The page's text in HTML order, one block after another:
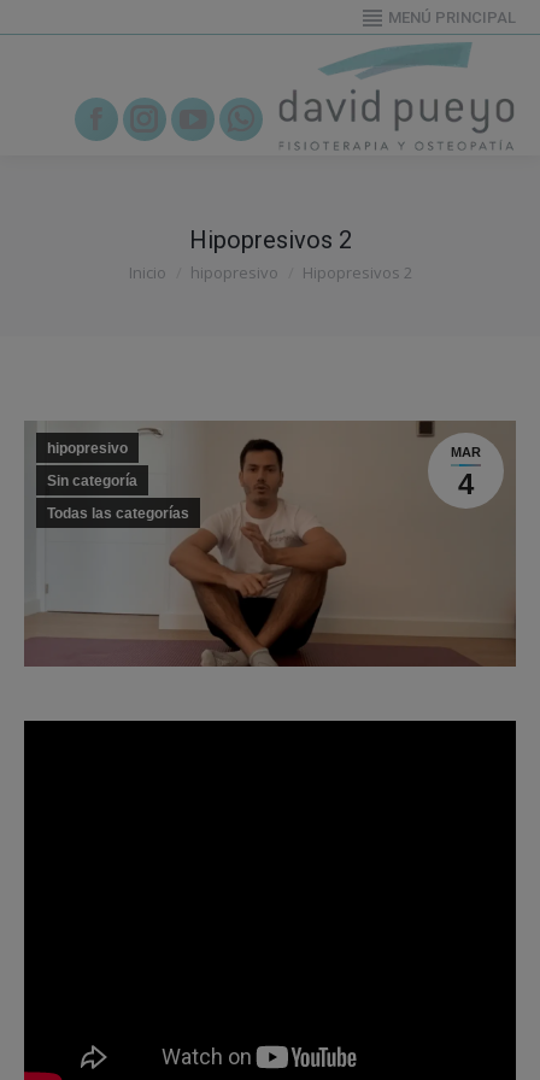
MENÚ PRINCIPAL
FacebookInstagram
YouTubeWhatsapp
Hipopresivos 2
Estás aquí:
Inicio hipopresivo Hipopresivos 2
MAR
4
hipopresivo
Sin categoría
Todas las categorías